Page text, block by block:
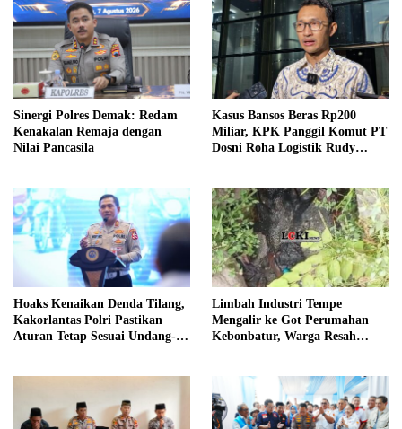
Sinergi Polres Demak: Redam
Kenakalan Remaja dengan
Nilai Pancasila
Kasus Bansos Beras Rp200
Miliar, KPK Panggil Komut PT
Dosni Roha Logistik Rudy
Hoaks Kenaikan Denda Tilang,
Kakorlantas Polri Pastikan
Aturan Tetap Sesuai Undang-
Limbah Industri Tempe
Mengalir ke Got Perumahan
Kebonbatur, Warga Resah